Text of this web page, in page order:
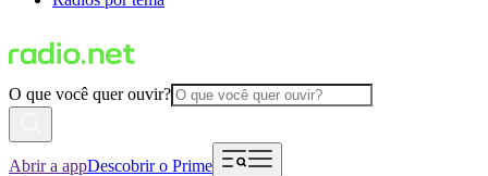
O que você quer ouvir?
Abrir a appDescobrir o Prime